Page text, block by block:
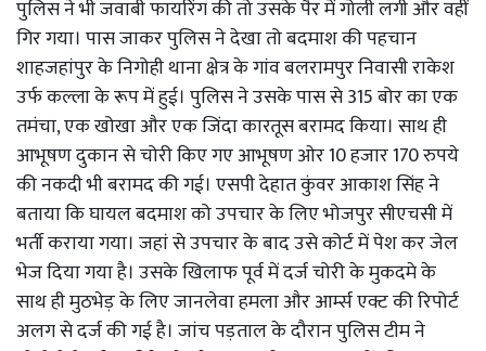
पुलिस ने भी जवाबी फायरिंग की तो उसके पैर में गोली लगी और वहीं
गिर गया। पास जाकर पुलिस ने देखा तो बदमाश की पहचान
शाहजहांपुर के निगोही थाना क्षेत्र के गांव बलरामपुर निवासी राकेश
उर्फ कल्ला के रूप में हुई। पुलिस ने उसके पास से 315 बोर का एक
तमंचा, एक खोखा और एक जिंदा कारतूस बरामद किया। साथ ही
आभूषण दुकान से चोरी किए गए आभूषण ओर 10 हजार 170 रुपये
की नकदी भी बरामद की गई। एसपी देहात कुंवर आकाश सिंह ने
बताया कि घायल बदमाश को उपचार के लिए भोजपुर सीएचसी में
भर्ती कराया गया। जहां से उपचार के बाद उसे कोर्ट में पेश कर जेल
भेज दिया गया है। उसके खिलाफ पूर्व में दर्ज चोरी के मुकदमे के
साथ ही मुठभेड़ के लिए जानलेवा हमला और आर्म्स एक्ट की रिपोर्ट
अलग से दर्ज की गई है। जांच पड़ताल के दौरान पुलिस टीम ने